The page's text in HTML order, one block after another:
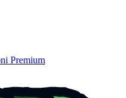
Premium